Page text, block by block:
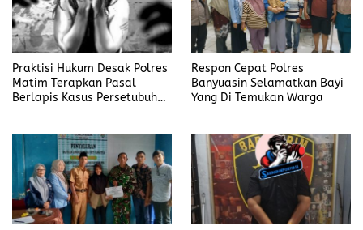
Praktisi Hukum Desak Polres
Matim Terapkan Pasal
Berlapis Kasus Persetubuhan
Respon Cepat Polres
Banyuasin Selamatkan Bayi
Yang Di Temukan Warga